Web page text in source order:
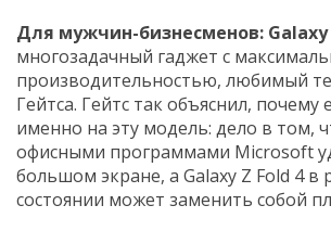
Для мужчин-бизнесменов: Galaxy
многозадачный гаджет с
производительностью, любимый
Гейтса. Гейтс так объяснил, почему
именно на эту модель: дело в том,
офисными программами Microsoft
большом экране, а Galaxy Z Fold 4 в
состоянии может заменить собой